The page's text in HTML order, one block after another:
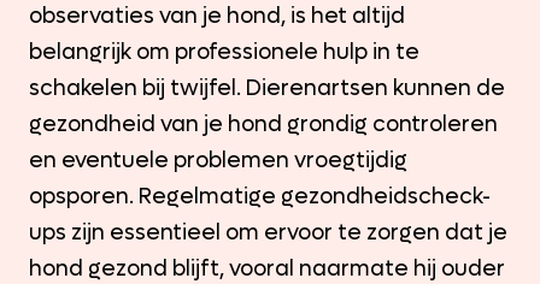
observaties van je hond, is het altijd
belangrijk om professionele hulp in te
schakelen bij twijfel. Dierenartsen kunnen de
gezondheid van je hond grondig controleren
en eventuele problemen vroegtijdig
opsporen. Regelmatige gezondheidscheck-
ups zijn essentieel om ervoor te zorgen dat je
hond gezond blijft, vooral naarmate hij ouder